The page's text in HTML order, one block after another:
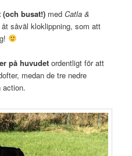
busat!) medCatla &
såväl kloklippning, som att
på huvudet ordentligt för att
medan de tre nedre
action.